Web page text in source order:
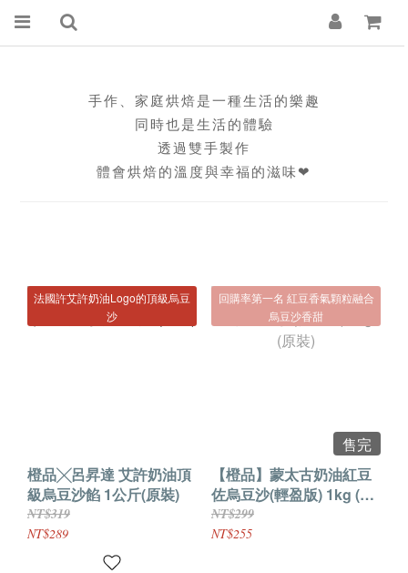
手作、家庭烘焙是一種生活的樂趣
同時也是生活的體驗
透過雙手製作
體會烘焙的溫度與幸福的滋味❤
法國許艾許奶油Logo的頂級烏豆
沙
橙品╳呂昇達 艾許奶油頂
級烏豆沙餡 1公斤(原裝)
NT$319
NT$289
回購率第一名 紅豆香氣顆粒融合
烏豆沙香甜
售完
【橙品】蒙太古奶油紅豆
佐烏豆沙(輕盈版) 1kg (原
裝)
NT$299
NT$255